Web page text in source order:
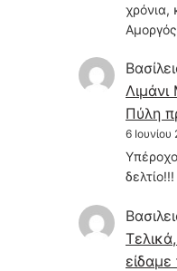
χρόνια,
Πύλη
6 Ιουνίου
δελτίο!!!
είδαμε